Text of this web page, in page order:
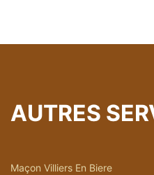
AUTRES
Maçon Villiers En Biere